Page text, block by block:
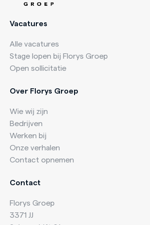
Vacatures
Alle vacatures
Stage lopen bij Florys Groep
Open sollicitatie
Over Florys Groep
Wie wij zijn
Bedrijven
Werken bij
Onze verhalen
Contact opnemen
Contact
Florys Groep
3371 JJ